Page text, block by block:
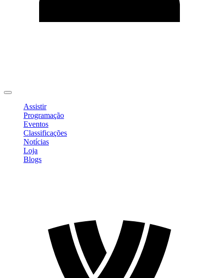
Assistir
Programação
Eventos
Classificações
Notícias
Loja
Blogs